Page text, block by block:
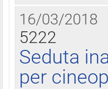
16/03/2018
5222
Seduta
per